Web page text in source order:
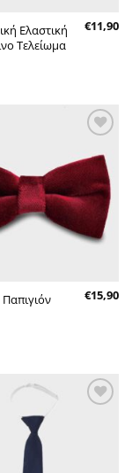
Ελαστική
Τελείωμα
€11,90
στην λίστα
επιθυμητών
€15,90